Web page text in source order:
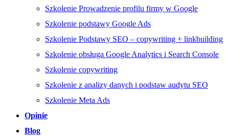
Szkolenie Prowadzenie profilu firmy w Google
Szkolenie podstawy Google Ads
Szkolenie Podstawy SEO – copywriting + linkbuilding
Szkolenie obsługa Google Analytics i Search Console
Szkolenie copywriting
Szkolenie z analizy danych i podstaw audytu SEO
Szkolenie Meta Ads
Opinie
Blog